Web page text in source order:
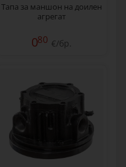
Тапа за маншон на доилен
агрегат
080 €/бр.